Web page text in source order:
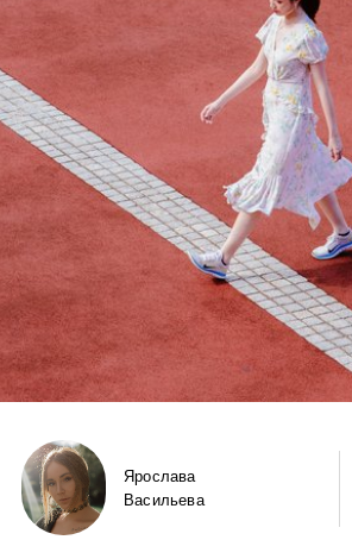
Ярослава
Васильева